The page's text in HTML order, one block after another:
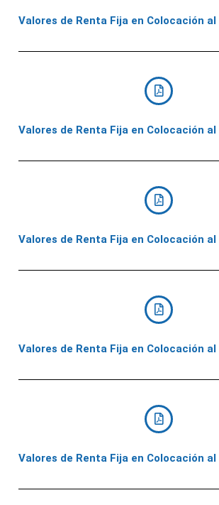
Valores de Renta Fija en Colocación
Valores de Renta Fija en Colocación
Valores de Renta Fija en Colocación
Valores de Renta Fija en Colocación
Valores de Renta Fija en Colocación